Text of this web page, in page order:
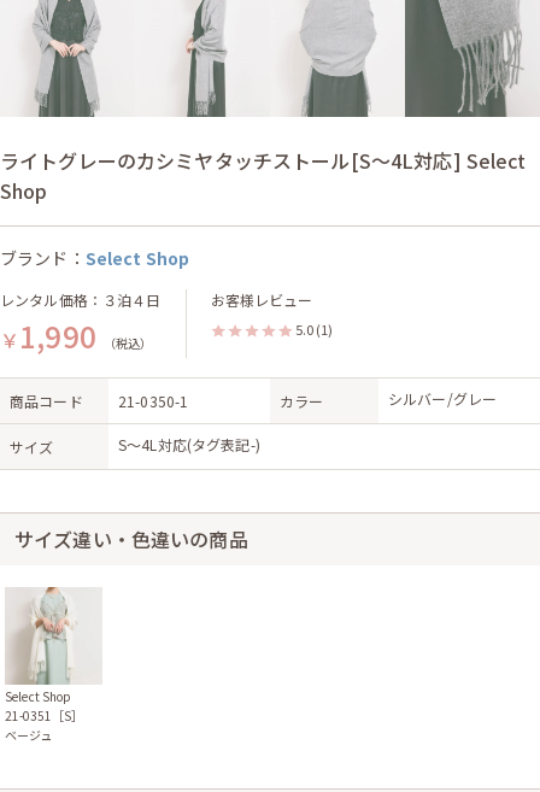
ライトグレーのカシミヤタッチストール[S〜4L対応] Select
Shop
ブランド： Select Shop
レンタル価格：３泊４日
￥ 1,990 （税込）
お客様レビュー
5.0 (1)
商品コード 21-0350-1 カラー シルバー/グレー
サイズ S〜4L対応(タグ表記-)
サイズ違い・色違いの商品
Select Shop
21-0351［S］
ベージュ